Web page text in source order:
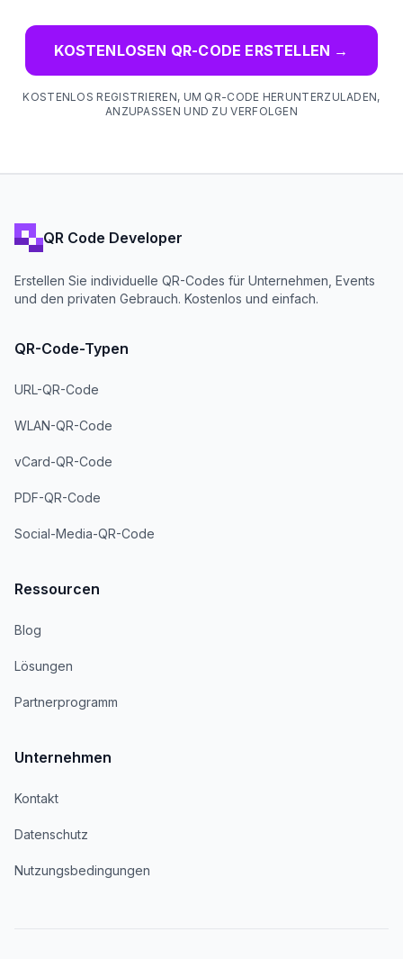
KOSTENLOSEN QR-CODE ERSTELLEN →
KOSTENLOS REGISTRIEREN, UM QR-CODE HERUNTERZULADEN,
ANZUPASSEN UND ZU VERFOLGEN
QR Code Developer
Erstellen Sie individuelle QR-Codes für Unternehmen, Events
und den privaten Gebrauch. Kostenlos und einfach.
QR-Code-Typen
URL-QR-Code
WLAN-QR-Code
vCard-QR-Code
PDF-QR-Code
Social-Media-QR-Code
Ressourcen
Blog
Lösungen
Partnerprogramm
Unternehmen
Kontakt
Datenschutz
Nutzungsbedingungen